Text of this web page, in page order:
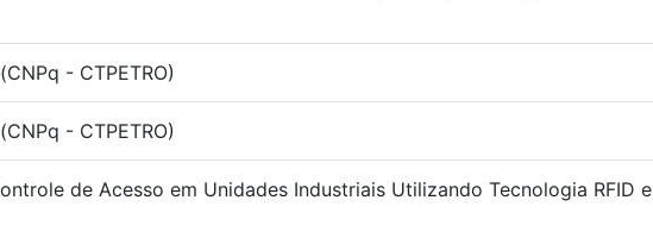
- CTPETRO)
- CTPETRO)
de Acesso em Unidades Industriais Utilizando Tecnologia RFID e